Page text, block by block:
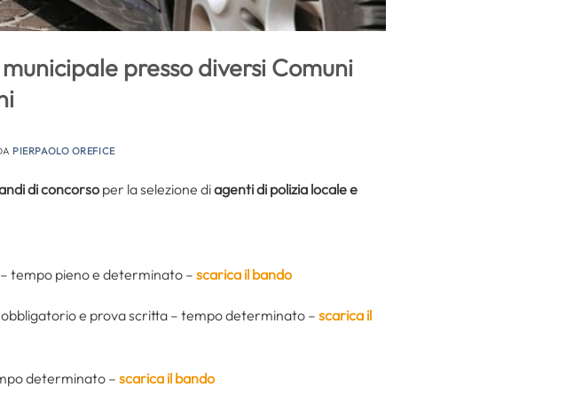
presso diversi Comuni
PIERPAOLO OREFICE
di concorso per la selezione diagenti di polizia locale e
tempo pieno e determinato – scarica il bando
e prova scritta – tempo determinato – scarica il
determinato –scarica il bando